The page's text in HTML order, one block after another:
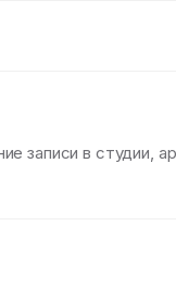
записи в студии,